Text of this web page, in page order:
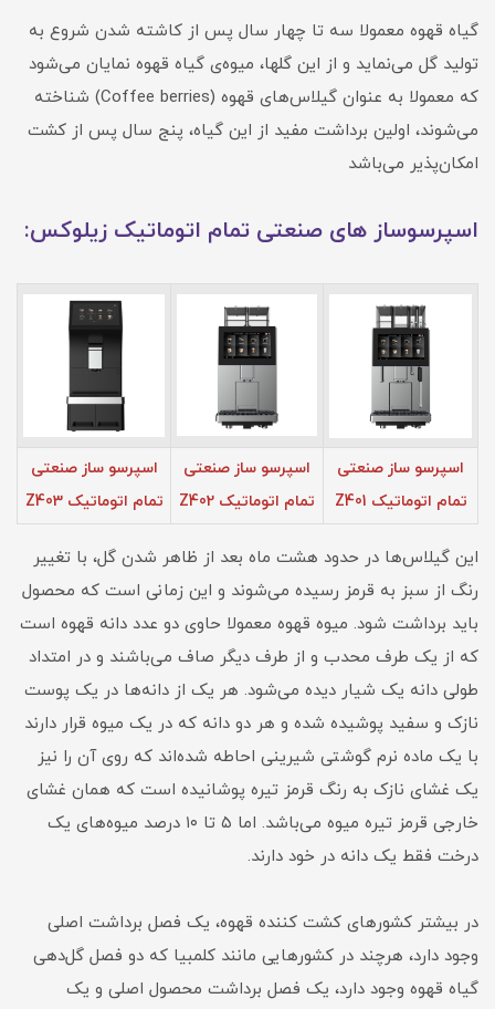
گیاه قهوه معمولا سه تا چهار سال پس از کاشته‌ شدن شروع به
تولید گل می‌نماید و از این گلها، میوه‌ی گیاه قهوه نمایان می‌شود
که معمولا به عنوان گیلاس‌های قهوه (Coffee berries) شناخته
می‌شوند، اولین برداشت مفید از این گیاه، پنج سال پس از کشت
امکان‌پذیر می‌باشد
اسپرسوساز های صنعتی تمام اتوماتیک زیلوکس:
اسپرسو ساز صنعتی
تمام اتوماتیک Z401
اسپرسو ساز صنعتی
تمام اتوماتیک Z402
اسپرسو ساز صنعتی
تمام اتوماتیک Z403
این گیلاس‌ها در حدود هشت ماه بعد از ظاهر شدن گل، با تغییر
رنگ از سبز به قرمز رسیده می‌شوند و این زمانی است که محصول
باید برداشت شود. میوه قهوه معمولا حاوی دو عدد دانه قهوه است
که از یک طرف محدب و از طرف دیگر صاف می‌باشند و در امتداد
طولی دانه یک شیار دیده می‌شود. هر یک از دانه‌ها در یک پوست
نازک و سفید پوشیده شده و هر دو دانه که در یک میوه قرار دارند
با یک ماده نرم گوشتی شیرینی احاطه شده‌اند که روی آن را نیز
یک غشای نازک به رنگ قرمز تیره پوشانیده است که همان غشای
خارجی قرمز تیره میوه می‌باشد. اما ۵ تا ۱۰ درصد میوه‌های یک
درخت فقط یک دانه در خود دارند.
در بیشتر کشورهای کشت کننده قهوه، یک فصل برداشت اصلی
وجود دارد، هر‌چند در کشورهایی مانند کلمبیا که دو فصل گل‌دهی
گیاه قهوه وجود دارد، یک فصل برداشت محصول اصلی و یک